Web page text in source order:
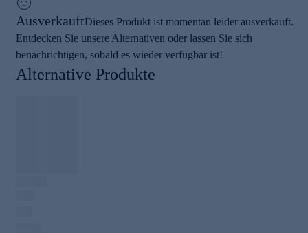
AusverkauftDieses Produkt ist momentan leider ausverkauft.
Entdecken Sie unsere Alternativen oder lassen Sie sich
benachrichtigen, sobald es wieder verfügbar ist!
Alternative Produkte